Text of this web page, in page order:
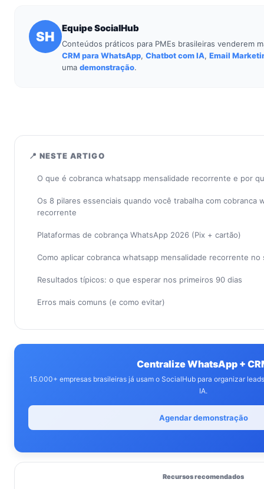
SH
Equipe SocialHub
Conteúdos práticos para PMEs brasileiras venderem
CRM para WhatsApp, Chatbot com IA, Email
uma demonstração.
📍 NESTE ARTIGO
O que é cobranca whatsapp mensalidade recorrente e por
Os 8 pilares essenciais quando você trabalha com cobranca
recorrente
Plataformas de cobrança WhatsApp 2026 (Pix + cartão)
Como aplicar cobranca whatsapp mensalidade recorrente
Resultados típicos: o que esperar nos primeiros 90 dias
Erros mais comuns (e como evitar)
Centralize WhatsApp +
15.000+ empresas brasileiras já usam o SocialHub para organizar
IA.
Agendar demonstração
Recursos recomendados